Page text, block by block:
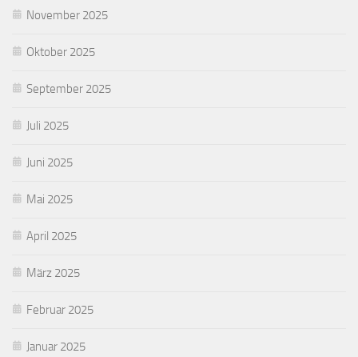
November 2025
Oktober 2025
September 2025
Juli 2025
Juni 2025
Mai 2025
April 2025
März 2025
Februar 2025
Januar 2025